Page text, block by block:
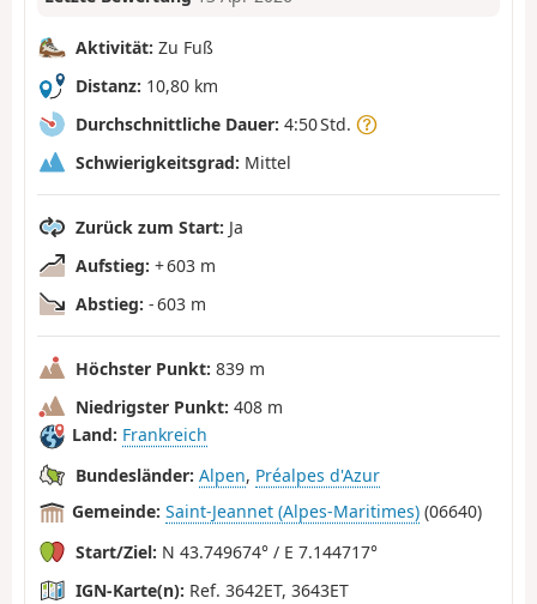
Aktivität: Zu Fuß
Distanz: 10,80 km
Durchschnittliche Dauer: 4:50 Std.
Schwierigkeitsgrad: Mittel
Zurück zum Start: Ja
Aufstieg: + 603 m
Abstieg: - 603 m
Höchster Punkt: 839 m
Niedrigster Punkt: 408 m
Land: Frankreich
Bundesländer: Alpen, Préalpes d'Azur
Gemeinde: Saint-Jeannet (Alpes-Maritimes) (06640)
Start/Ziel: N 43.749674° / E 7.144717°
IGN-Karte(n): Ref. 3642ET, 3643ET